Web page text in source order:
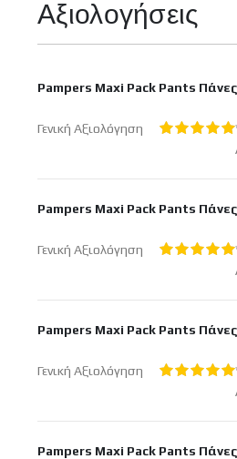
Αξιολογήσεις
Pampers Maxi Pack Pants
Γενική Αξιολόγηση
Pampers Maxi Pack Pants
Γενική Αξιολόγηση
Pampers Maxi Pack Pants
Γενική Αξιολόγηση
Pampers Maxi Pack Pants